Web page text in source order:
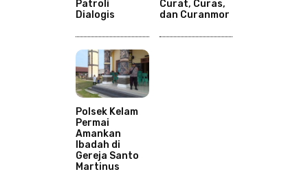
Patroli
Dialogis
Curat, Curas,
dan Curanmor
Polsek Kelam
Permai
Amankan
Ibadah di
Gereja Santo
Martinus